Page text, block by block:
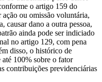
o artigo 159 do
ou omissão voluntária,
causar dano a outra pessoa,
ainda pode ser indiciado
no artigo 129, com pena
disso, o histórico de
100% sobre o fator
contribuições previdenciárias